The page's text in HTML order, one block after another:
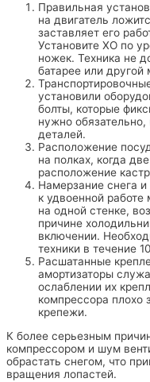
Правильная
на двигатель
заставляет его
Установите ХО по
ножек. Техника не
батарее или другой
установили
болты, которые
нужно обязательно,
деталей.
Расположение
на полках, когда
расположение
Намерзание снега и
к удвоенной работе
на одной стенке,
причине
включении.
техники в течение
Расшатанные
амортизаторы
ослаблении их
компрессора плохо
крепежи.
К более серьезным
компрессором и шум
обрастать снегом, что
вращения лопастей.